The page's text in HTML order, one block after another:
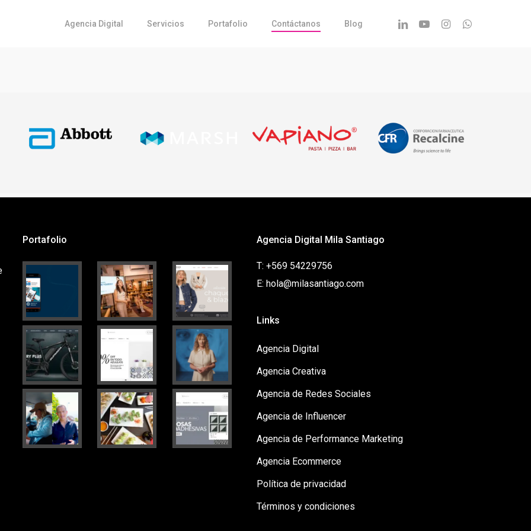
Agencia Digital Servicios Portafolio Contáctanos Blog LinkedinYoutubeInstagramWhatsapp
Portafolio Agencia Digital Mila Santiago
T: +569 54229756
E: hola@milasantiago.com
Links
Agencia Digital
Agencia Creativa
Agencia de Redes Sociales
Agencia de Influencer
Agencia de Performance Marketing
Agencia Ecommerce
Política de privacidad
Términos y condiciones